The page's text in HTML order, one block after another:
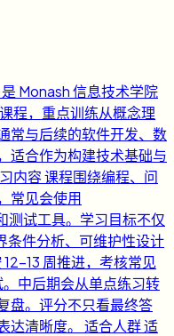
Monash 信息技术学院
程，重点训练从概念理
常与后续的软件开发、数
适合作为构建技术基础与
内容 课程围绕编程、问
常见会使用
试工具。学习目标不仅
条件分析、可维护性设计
13 周推进，考核常见
中后期会从单点练习转
盘。评分不只看最终答
达清晰度。 适合人群 适